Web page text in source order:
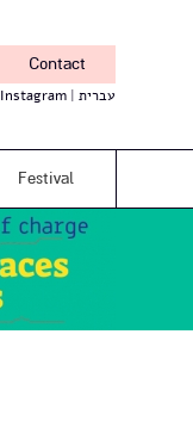
Contact
Instagram עברית
Festival